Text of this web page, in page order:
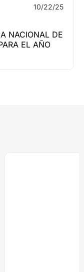
10/22/25
NACIONAL DE
EL AÑO